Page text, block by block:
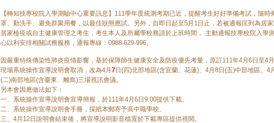
【轉知技專校院入學測驗中心重要訊息】111學年度統測考期已近，提醒考生好好準備考試，隨時
罩、勤洗手、避免群聚用餐，以最佳狀態應試。另外，自即日起至5月1日止，若被通報匡列為居家
居家檢疫或自主健康管理之考生，考生本人及所屬學校務請於上班時間， 主動通報技專校院入學
心以利安排相關試務服務，通報專線：0988-629-996。
因嚴重特殊傳染性肺炎疫情影響，基於保障師生健康安全及防疫優先考量，原訂111年4月6日至4
現場系統操作宣導說明會取消，改為4月 7 日(四)北部地區(含宜蘭、花蓮)、4月8日(五)中部地區、4
(二)南部地區(含臺東、離島)三場視訊會議。
另本會因應做法如下：
一、系統操作宣導說明會宣導簡報，於111年4月6日9:00提供下載。
二、系統操作宣導說明會手冊，採紙本郵寄予高中職學校。
三、4月12日說明會結束後，將宣導說明影音檔置於下載專區提供視閱。